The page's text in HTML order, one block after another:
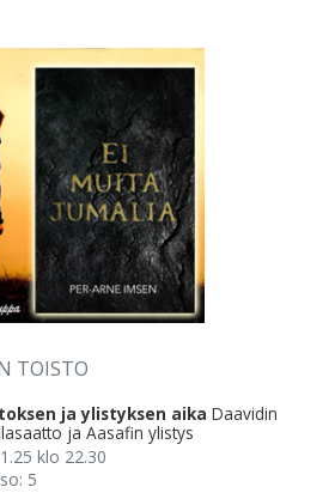
TOISTO
ja ylistyksen aika Daavidin
ja Aasafin ylistys
klo 22.30
5